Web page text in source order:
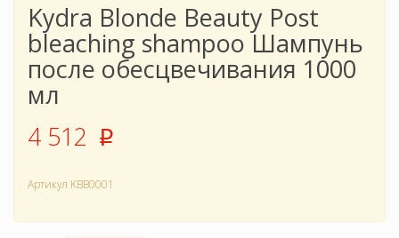
Kydra Blonde Beauty Post
bleaching shampoo Шампунь
после обесцвечивания 1000
мл
4 512 p
Артикул KBB0001